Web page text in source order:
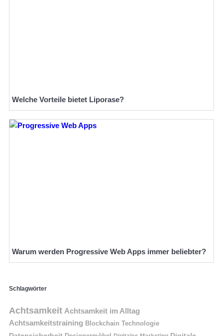
Welche Vorteile bietet Liporase?
Warum werden Progressive Web Apps immer beliebter?
Schlagwörter
Achtsamkeit Achtsamkeit im Alltag
Achtsamkeitstraining Blockchain Technologie